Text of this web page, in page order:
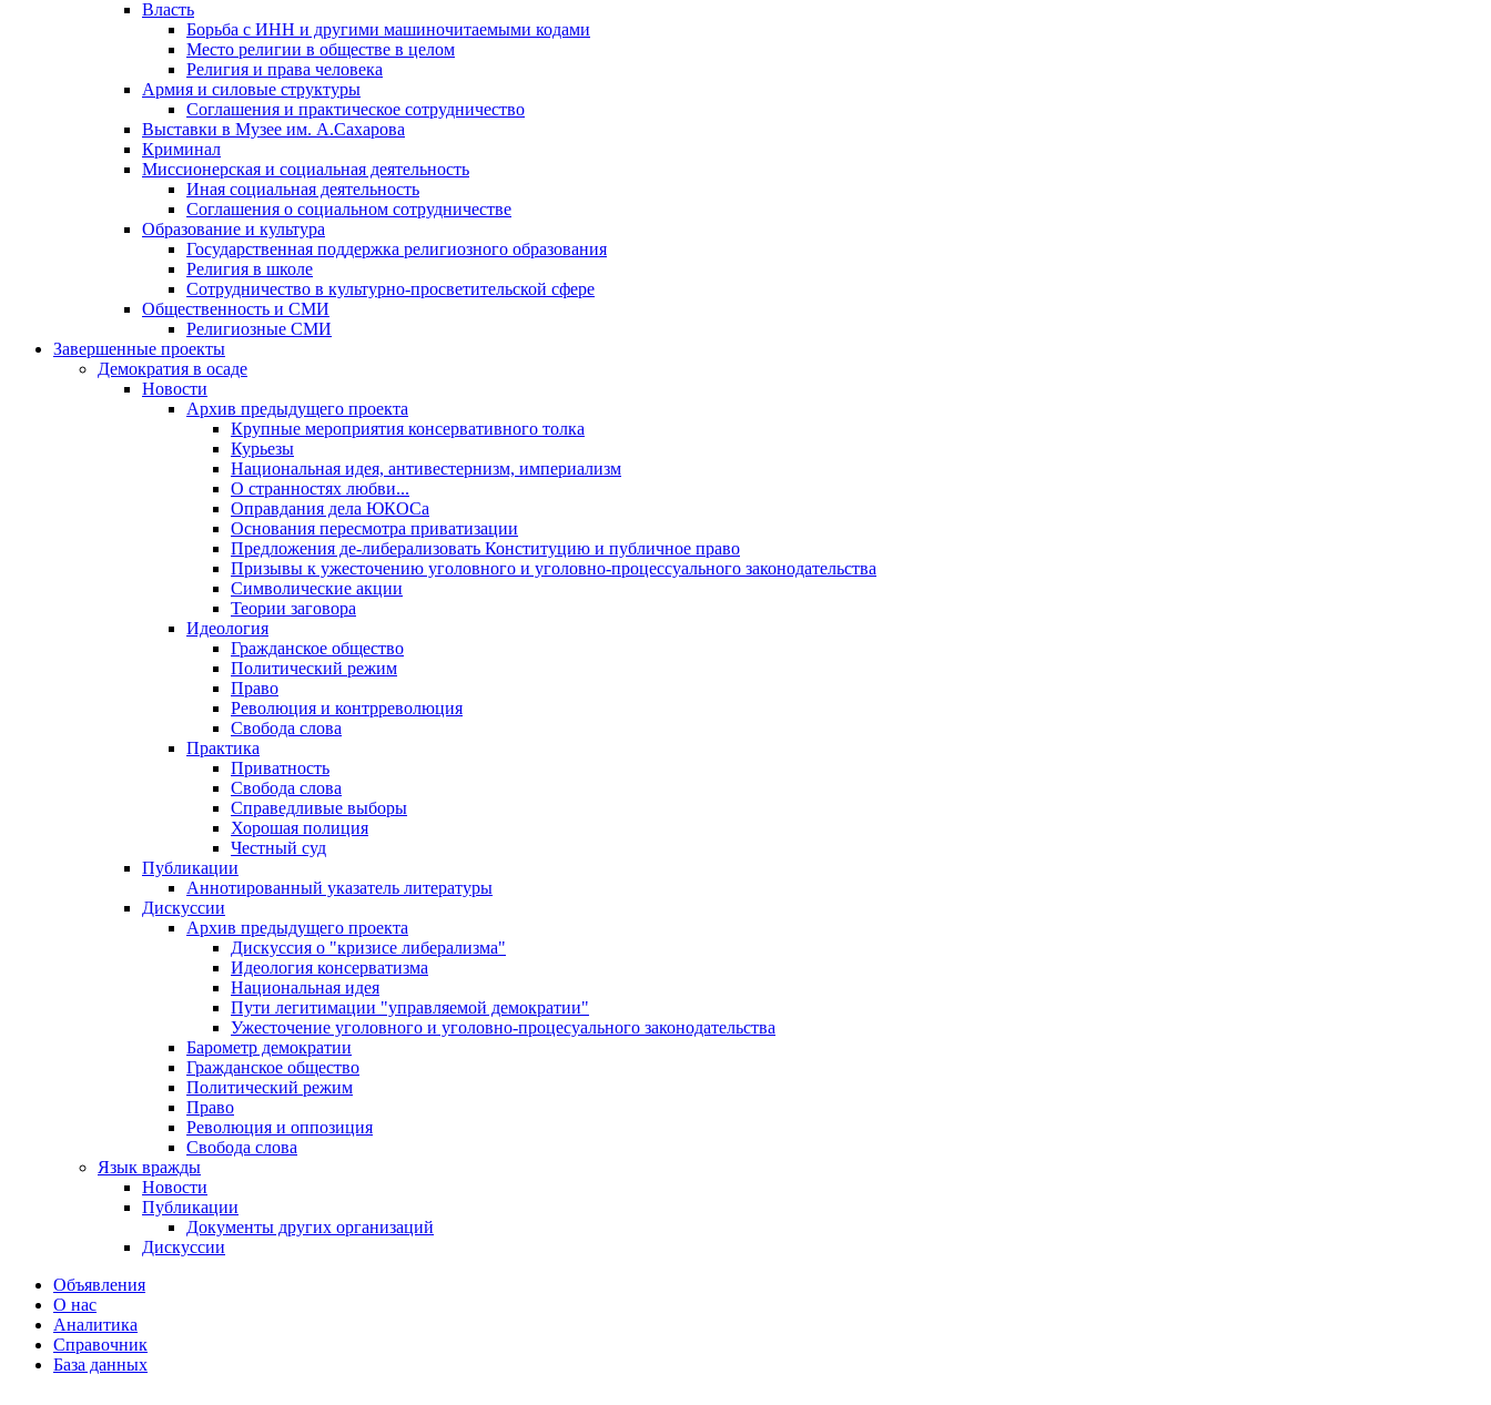
Власть
Борьба с ИНН и другими машиночитаемыми кодами
Место религии в обществе в целом
Религия и права человека
Армия и силовые структуры
Соглашения и практическое сотрудничество
Выставки в Музее им. А.Сахарова
Криминал
Миссионерская и социальная деятельность
Иная социальная деятельность
Соглашения о социальном сотрудничестве
Образование и культура
Государственная поддержка религиозного образования
Религия в школе
Сотрудничество в культурно-просветительской сфере
Общественность и СМИ
Религиозные СМИ
Завершенные проекты
Демократия в осаде
Новости
Архив предыдущего проекта
Крупные мероприятия консервативного толка
Курьезы
Национальная идея, антивестернизм, империализм
О странностях любви...
Оправдания дела ЮКОСа
Основания пересмотра приватизации
Предложения де-либерализовать Конституцию и публичное право
Призывы к ужесточению уголовного и уголовно-процессуального законодательства
Символические акции
Теории заговора
Идеология
Гражданское общество
Политический режим
Право
Революция и контрреволюция
Свобода слова
Практика
Приватность
Свобода слова
Справедливые выборы
Хорошая полиция
Честный суд
Публикации
Аннотированный указатель литературы
Дискуссии
Архив предыдущего проекта
Дискуссия о "кризисе либерализма"
Идеология консерватизма
Национальная идея
Пути легитимации "управляемой демократии"
Ужесточение уголовного и уголовно-процесуального законодательства
Барометр демократии
Гражданское общество
Политический режим
Право
Революция и оппозиция
Свобода слова
Язык вражды
Новости
Публикации
Документы других организаций
Дискуссии
Объявления
О нас
Аналитика
Справочник
База данных